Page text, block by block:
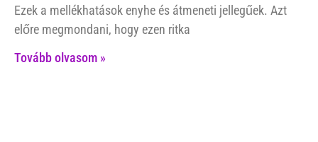
Ezek a mellékhatások enyhe és átmeneti jellegűek. Azt
előre megmondani, hogy ezen ritka
Tovább olvasom »